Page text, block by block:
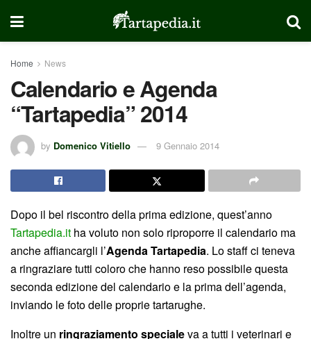
Home News
Calendario e Agenda
“Tartapedia” 2014
by Domenico Vitiello 9 Gennaio 2014
Dopo il bel riscontro della prima edizione, quest’anno
Tartapedia.it ha voluto non solo riproporre il calendario ma
anche affiancargli l’Agenda Tartapedia. Lo staff ci teneva
a ringraziare tutti coloro che hanno reso possibile questa
seconda edizione del calendario e la prima dell’agenda,
inviando le foto delle proprie tartarughe.
Inoltre un ringraziamento specialeva a tutti i veterinari e